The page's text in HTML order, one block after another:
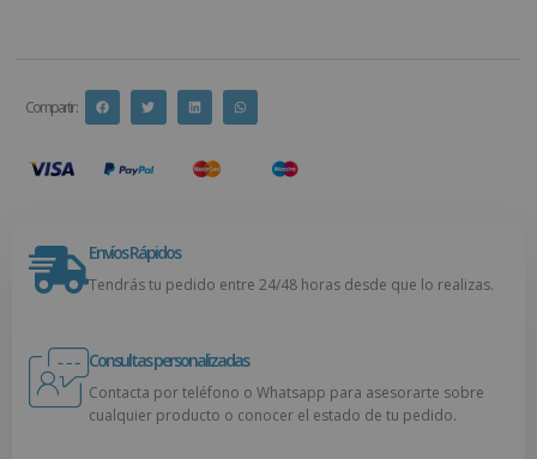
Compartir :
Envíos Rápidos
Tendrás tu pedido entre 24/48 horas desde que lo realizas.
Consultas personalizadas
Contacta por teléfono o Whatsapp para asesorarte sobre
cualquier producto o conocer el estado de tu pedido.